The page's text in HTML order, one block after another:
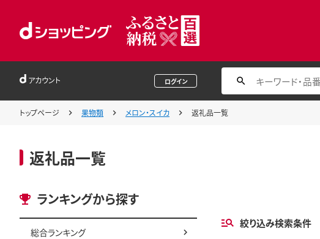
アカウント ログイン
トップページ 果物類 メロン・スイカ 返礼品一覧
返礼品一覧
ランキングから探す
総合ランキング
絞り込み検索条件